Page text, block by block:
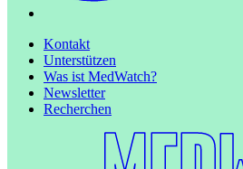
Kontakt
Unterstützen
Was ist MedWatch?
Newsletter
Recherchen